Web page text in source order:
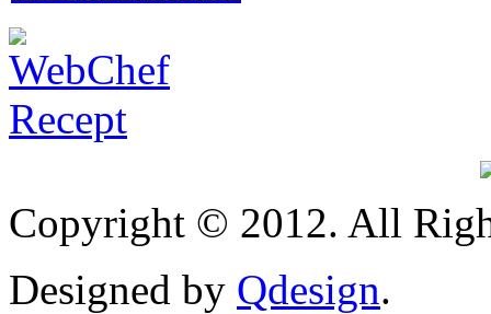
Copyright © 2012. All
Designed by Qdesign.